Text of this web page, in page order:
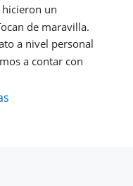
un
de maravilla.
a nivel personal
a contar con